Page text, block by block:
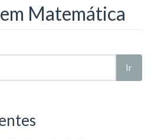
Matemática
Ir